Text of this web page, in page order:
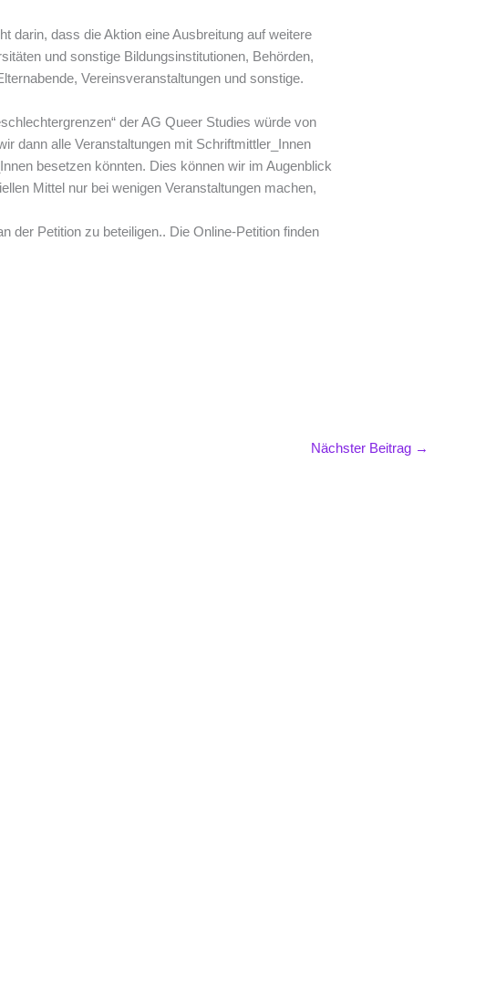
darin, dass die Aktion eine Ausbreitung auf weitere
und sonstige Bildungsinstitutionen, Behörden,
Vereinsveranstaltungen und sonstige.
der AG Queer Studies würde von
dann alle Veranstaltungen mit Schriftmittler_Innen
besetzen könnten. Dies können wir im Augenblick
Mittel nur bei wenigen Veranstaltungen machen,
der Petition zu beteiligen.. Die Online-Petition finden
Nächster Beitrag →